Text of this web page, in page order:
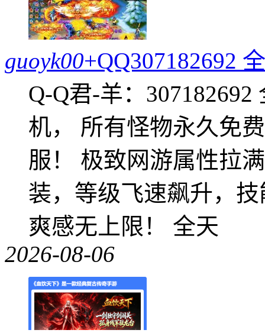
guoyk00+QQ307182692
Q-Q君-羊：
机， 所有怪物永久免
服！ 极致网游属性拉
装，等级飞速飙升，
爽感无上限！ 全天
2026-08-06